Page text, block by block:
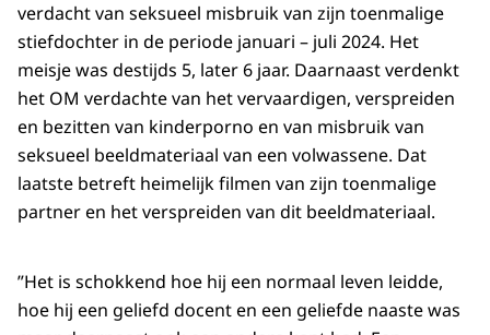
verdacht van seksueel misbruik van zijn toenmalige
stiefdochter in de periode januari – juli 2024. Het
meisje was destijds 5, later 6 jaar. Daarnaast verdenkt
het OM verdachte van het vervaardigen, verspreiden
en bezitten van kinderporno en van misbruik van
seksueel beeldmateriaal van een volwassene. Dat
laatste betreft heimelijk filmen van zijn toenmalige
partner en het verspreiden van dit beeldmateriaal.
”Het is schokkend hoe hij een normaal leven leidde,
hoe hij een geliefd docent en een geliefde naaste was